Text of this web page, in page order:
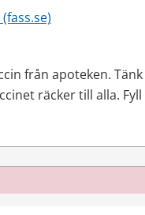
från apoteken.
räcker till alla.